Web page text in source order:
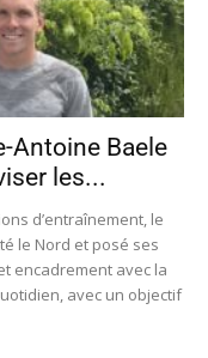
Antoine Baele
les...
d’entraînement, le
le Nord et posé ses
encadrement avec la
avec un objectif